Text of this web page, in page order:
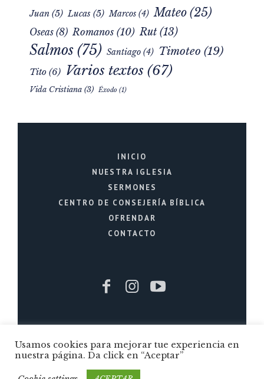
Juan (5) Lucas (5) Marcos (4) Mateo (25)
Oseas (8) Romanos (10) Rut(13)
Salmos (75) Santiago (4) Timoteo (19)
Tito (6) Varios textos (67)
Vida Cristiana (3) Éxodo (1)
INICIO
NUESTRA IGLESIA
SERMONES
CENTRO DE CONSEJERÍA BÍBLICA
OFRENDAR
CONTACTO
los Derechos Reservados / Quito - Ecuador
Usamos cookies para mejorar tue experiencia en
nuestra página. Da click en “Aceptar”